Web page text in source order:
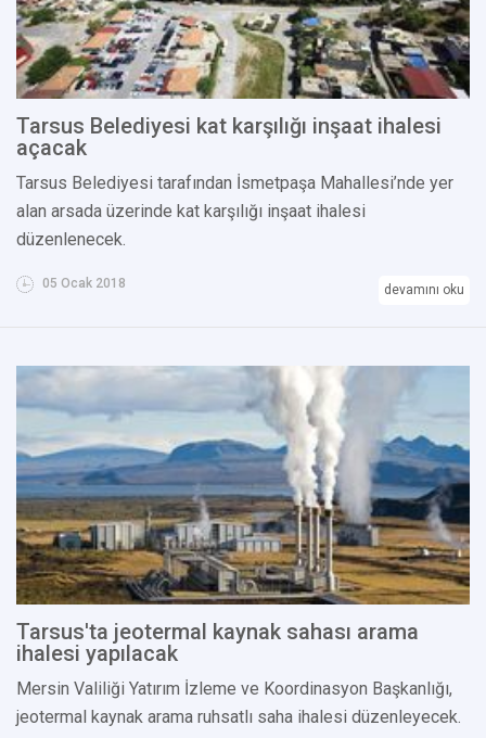
Tarsus Belediyesi kat karşılığı inşaat ihalesi
açacak
Tarsus Belediyesi tarafından İsmetpaşa Mahallesi’nde yer
alan arsada üzerinde kat karşılığı inşaat ihalesi
düzenlenecek.
05 Ocak 2018 devamını oku
Tarsus'ta jeotermal kaynak sahası arama
ihalesi yapılacak
Mersin Valiliği Yatırım İzleme ve Koordinasyon Başkanlığı,
jeotermal kaynak arama ruhsatlı saha ihalesi düzenleyecek.